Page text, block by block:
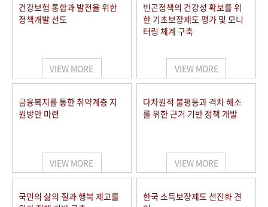
건강보험 통합과 발전을 위한
정책개발 선도
VIEW MORE
빈곤정책의 건강성 확보를 위
한 기초보장제도 평가 및 모니
터링 체계 구축
VIEW MORE
금융복지를 통한 취약계층 지
원방안 마련
VIEW MORE
다차원적 불평등과 격차 해소
를 위한 근거 기반 정책 개발
VIEW MORE
국민의 삶의 질과 행복 제고를
한국 소득보장제도 선진화 견